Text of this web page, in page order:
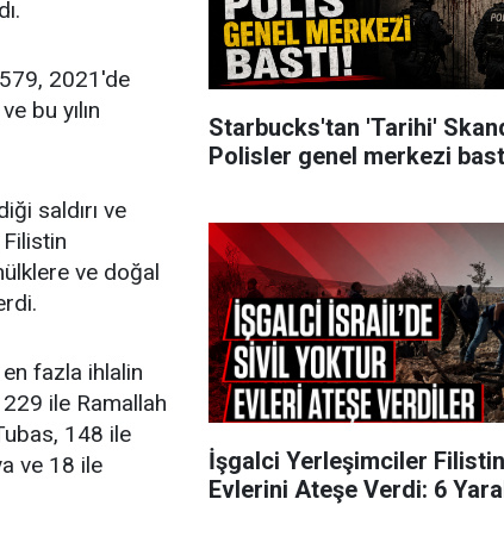
2021'de
bu yılın
saldırı ve
Filistin
ve doğal
fazla ihlalin
ile Ramallah
148 ile
ve 18 ile
Starbucks'tan 'Tarihi'
Polisler genel merkezi
İşgalci Yerleşimciler
Evlerini Ateşe Verdi: 6